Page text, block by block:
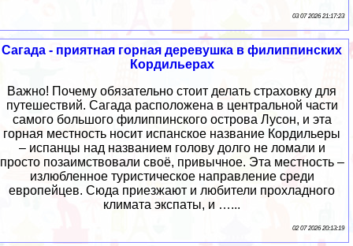
03 07 2026 21:17:23
Сагада - приятная горная деревушка в филиппинских
Кордильерах
Важно! Почему обязательно стоит делать страховку для
путешествий. Сагада расположена в центральной части
самого большого филиппинского острова Лусон, и эта
горная местность носит испанское название Кордильеры
– испанцы над названием голову долго не ломали и
просто позаимствовали своё, привычное. Эта местность –
излюбленное туристическое направление среди
европейцев. Сюда приезжают и любители прохладного
климата экспаты, и …...
02 07 2026 20:13:19